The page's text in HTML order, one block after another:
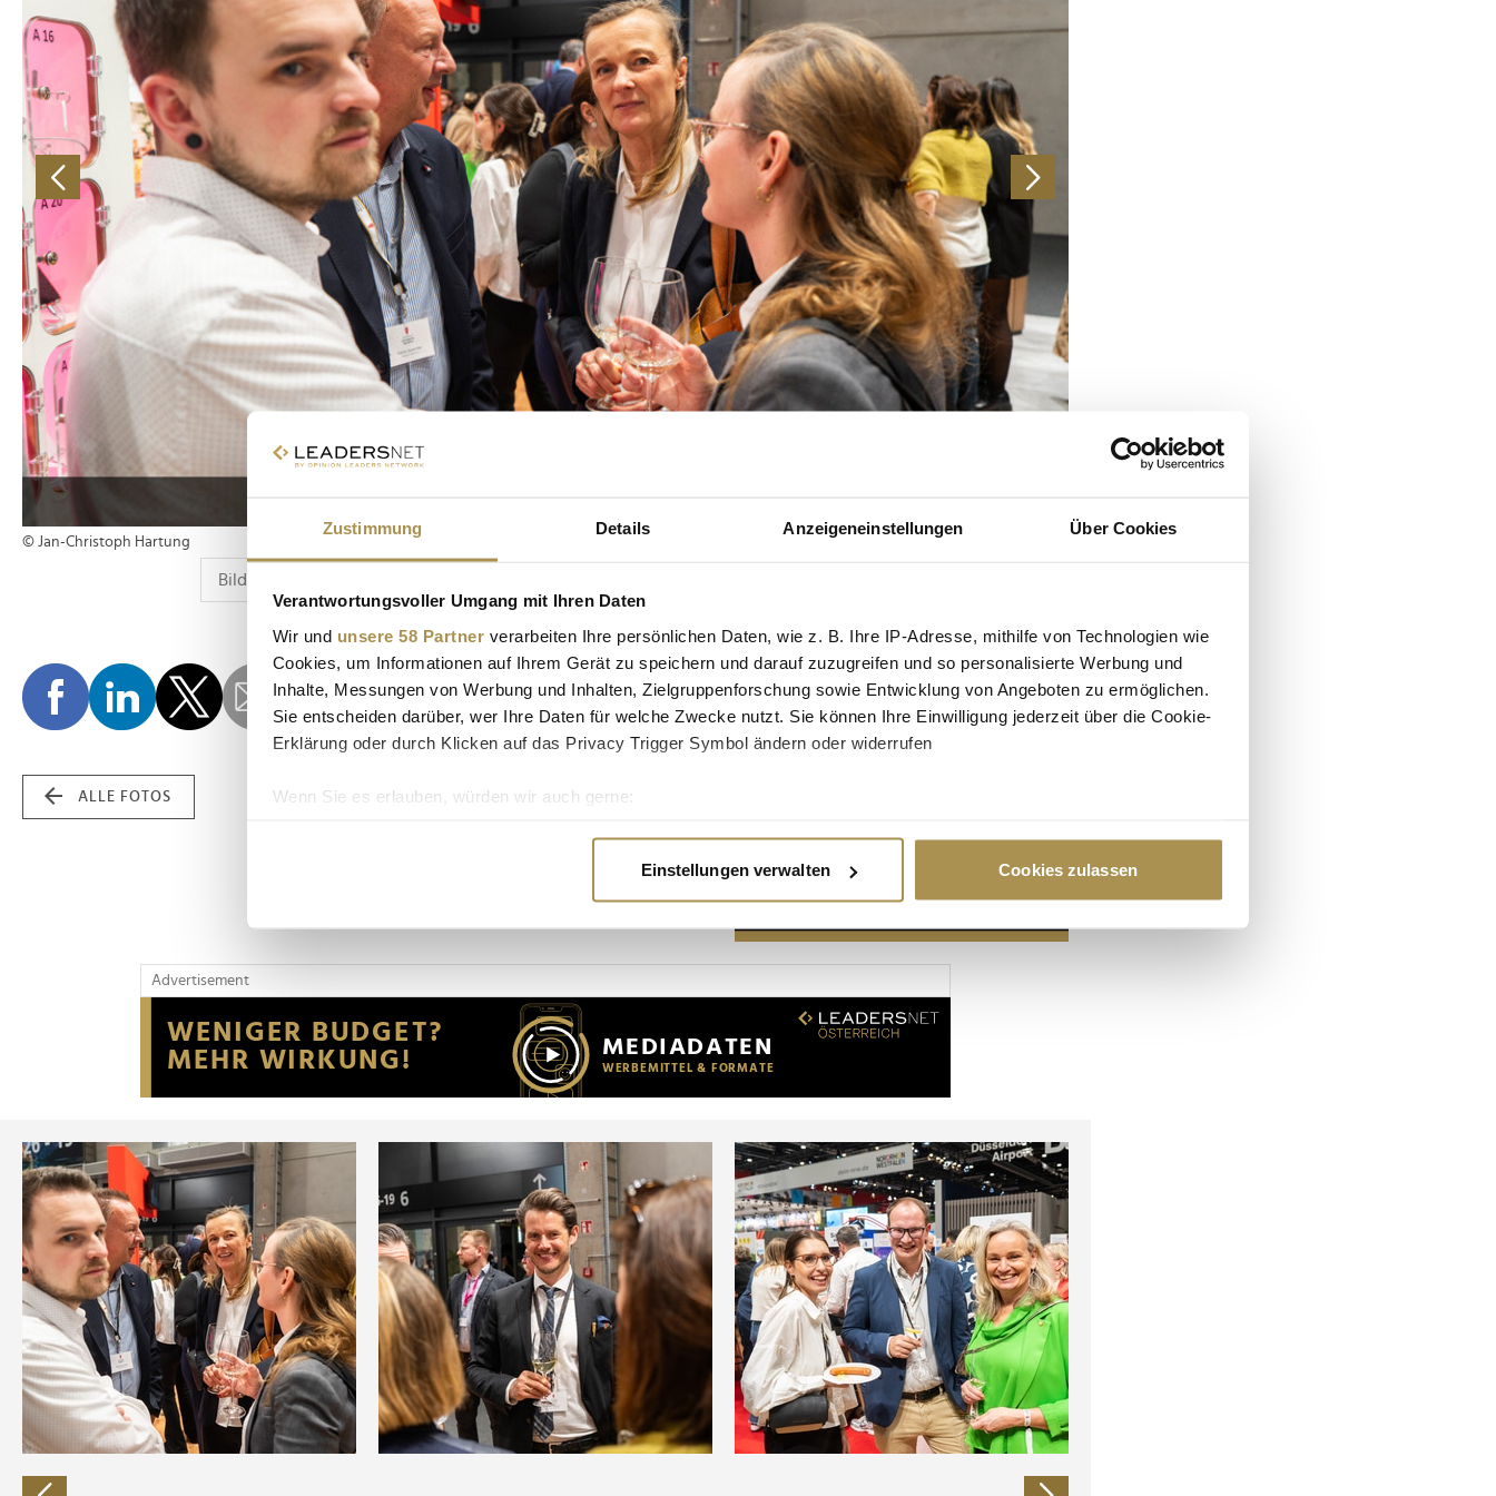
Zustimmung Details Anzeigeneinstellungen Über Cookies
Verantwortungsvoller Umgang mit Ihren Daten
Wir und unsere 58 Partner verarbeiten Ihre persönlichen Daten, wie z. B. Ihre IP-Adresse, mithilfe von Technologien wie
Cookies, um Informationen auf Ihrem Gerät zu speichern und darauf zuzugreifen und so personalisierte Werbung und
Inhalte, Messungen von Werbung und Inhalten, Zielgruppenforschung sowie Entwicklung von Angeboten zu ermöglichen.
Sie entscheiden darüber, wer Ihre Daten für welche Zwecke nutzt. Sie können Ihre Einwilligung jederzeit über die Cookie-
Erklärung oder durch Klicken auf das Privacy Trigger Symbol ändern oder widerrufen
Wenn Sie es erlauben, würden wir auch gerne:
Erfahren Sie mehr darüber, wie Ihre persönlichen Daten verarbeitet werden, und legen Sie Ihre Präferenzen im
Wir verwenden Cookies, um Inhalte und Anzeigen zu personalisieren, Funktionen für soziale Medien anbieten zu können
Website an unsere Partner für soziale Medien, Werbung und Analysen weiter. Unsere Partner führen diese Informationen
möglicherweise mit weiteren Daten zusammen, die Sie ihnen bereitgestellt haben oder die sie im Rahmen Ihrer Nutzung
der Dienste gesammelt haben.
Einstellungen verwalten Cookies zulassen
© Jan-Christoph Hartung
ALLE FOTOS
Advertisement
Advertisement